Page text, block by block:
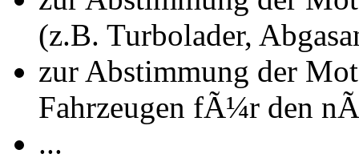
(z.B. Turbolader,
zur Abstimmung der
Fahrzeugen fÃ¼r den
...